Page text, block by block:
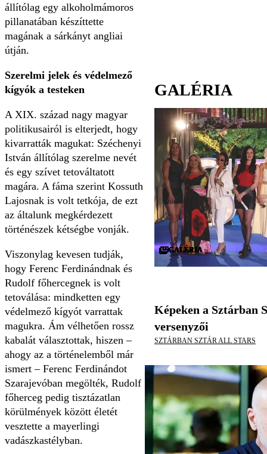
állítólag egy alkoholmámoros
pillanatában készíttette
magának a sárkányt angliai
útján.
Szerelmi jelek és védelmező
kígyók a testeken
A XIX. század nagy magyar
politikusairól is elterjedt, hogy
kivarratták magukat: Széchenyi
István állítólag szerelme nevét
és egy szívet tetováltatott
magára. A fáma szerint Kossuth
Lajosnak is volt tetkója, de ezt
az általunk megkérdezett
történészek kétségbe vonják.
Viszonylag kevesen tudják,
hogy Ferenc Ferdinándnak és
Rudolf főhercegnek is volt
tetoválása: mindketten egy
védelmező kígyót varrattak
magukra. Ám vélhetően rossz
kabalát választottak, hiszen –
ahogy az a történelemből már
ismert – Ferenc Ferdinándot
Szarajevóban megölték, Rudolf
főherceg pedig tisztázatlan
körülmények között életét
vesztette a mayerlingi
vadászkastélyban.
GALÉRIA
GALÉRIA
GALÉRIA
GALÉRIA
GALÉRIA
GALÉRIA
GALÉRIA
GALÉRIA
GALÉRIA
GALÉRIA
GALÉRIA
GALÉRIA
GALÉRIA
GALÉRIA
GALÉRIA
GALÉRIA
GALÉRIA
GALÉRIA
GALÉRIA
GALÉRIA
GALÉRIA
GALÉRIA
GALÉRIA
GALÉRIA
GALÉRIA
GALÉRIA
GALÉRIA
GALÉRIA
GALÉRIA
GALÉRIA
GALÉRIA
Képeken a Sztárban
versenyzői
SZTÁRBAN SZTÁR ALL STARS